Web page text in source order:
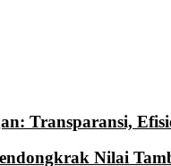
Transparansi,
Nilai